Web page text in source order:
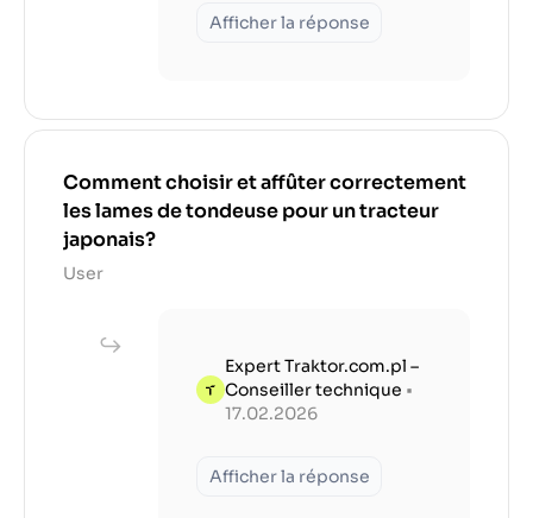
Afficher la réponse
Comment choisir et affûter correctement
les lames de tondeuse pour un tracteur
japonais?
User
Expert Traktor.com.pl –
Conseiller technique •
17.02.2026
Afficher la réponse